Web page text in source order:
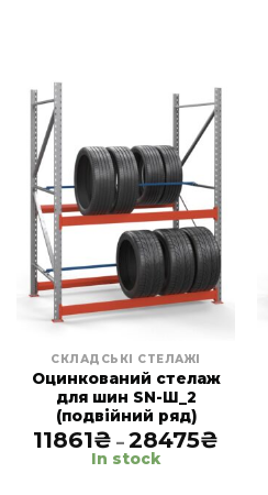
СКЛАДСЬКІ СТЕЛАЖІ
Оцинкований стелаж
для шин SN-Ш_2
(подвійний ряд)
11861₴ – 28475₴
In stock